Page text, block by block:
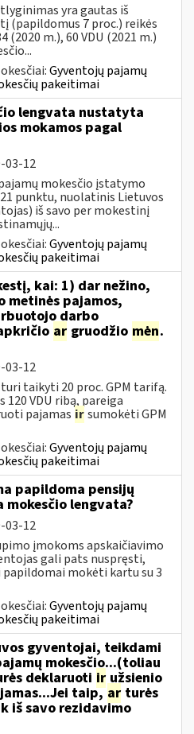
yra gautas iš
(papildomus 7 proc.) reikės
(2020 m.), 60 VDU (2021 m.)
Gyventojų pajamų
pakeitimai
lengvata nustatyta
mokamos pagal
03-12
mokesčio įstatymo
punktu, nuolatinis Lietuvos
iš savo per mokestinį
Gyventojų pajamų
pakeitimai
kai: 1) dar nežino,
metinės pajamos,
darbo
ar gruodžio mėn.
03-12
taikyti 20 proc. GPM tarifą.
120 VDU ribą, pareiga
pajamas irsumokėti GPM
Gyventojų pajamų
pakeitimai
papildoma pensijų
lengvata?
03-12
įmokoms apskaičiavimo
gali pats nuspręsti,
mokėti kartu su 3
Gyventojų pajamų
pakeitimai
gyventojai, teikdami
mokesčio...(toliau
deklaruoti ir užsienio
taip,ar turės
iš savo rezidavimo